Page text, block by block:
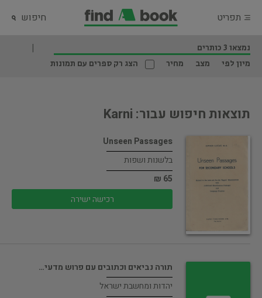
תפריט חיפוש
נמצאו 3 כותרים
מיון לפי
מצב מחיר הצג רק ספרים עם תמונות
תוצאות חיפוש עבור: Karni
Unseen Passages
בלשנות ושפות
65 ₪
רכישה ישירה
תורה נביאים וכתובים עם פרוש מדעי…
יהדות ומחשבת ישראל